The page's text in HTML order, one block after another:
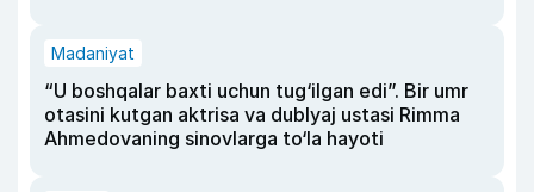
Madaniyat
“U boshqalar baxti uchun tug‘ilgan edi”. Bir umr
otasini kutgan aktrisa va dublyaj ustasi Rimma
Ahmedovaning sinovlarga to‘la hayoti